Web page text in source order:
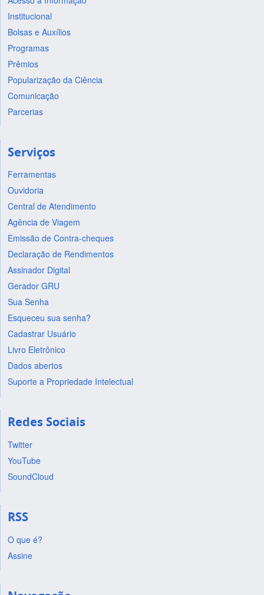
Institucional
Bolsas e Auxílios
Programas
Prêmios
Popularização da Ciência
Comunicação
Parcerias
Serviços
Ferramentas
Ouvidoria
Central de Atendimento
Agência de Viagem
Emissão de Contra-cheques
Declaração de Rendimentos
Assinador Digital
Gerador GRU
Sua Senha
Esqueceu sua senha?
Cadastrar Usuário
Livro Eletrônico
Dados abertos
Suporte a Propriedade Intelectual
Redes Sociais
Twitter
YouTube
SoundCloud
RSS
O que é?
Assine